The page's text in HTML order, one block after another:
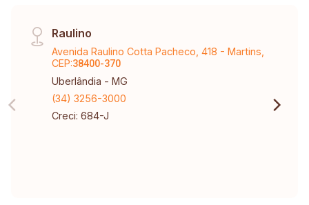
Raulino
Avenida Raulino Cotta Pacheco, 418 - Martins,
CEP:38400-370
Uberlândia - MG
(34) 3256-3000
Creci: 684-J